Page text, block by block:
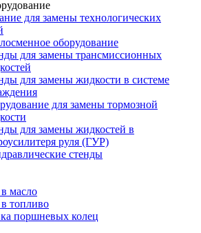
для замены технологических
оборудование
для замены трансмиссионных
для замены жидкости в системе
для замены тормозной
для замены жидкостей в
руля (ГУР)
стенды
масло
топливо
поршневых колец